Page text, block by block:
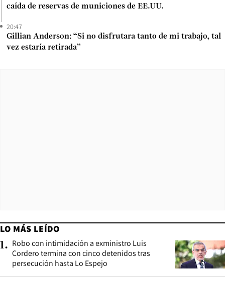
caída de reservas de municiones de EE.UU.
20:47
Gillian Anderson: “Si no disfrutara tanto de mi trabajo, tal
vez estaría retirada”
LO MÁS LEÍDO
1. Robo con intimidación a exministro Luis
Cordero termina con cinco detenidos tras
persecución hasta Lo Espejo